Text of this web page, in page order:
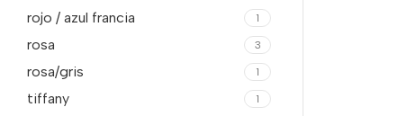
rojo / azul francia 1
rosa 3
rosa/gris 1
tiffany 1